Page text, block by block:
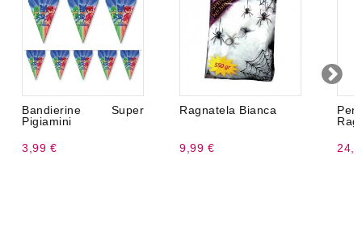
Bandierine Super
Pigiamini
3,99 €
Ragnatela Bianca
9,99 €